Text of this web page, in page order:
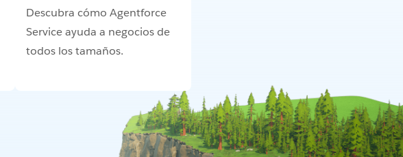
Descubra cómo Agentforce
Service ayuda a negocios de
todos los tamaños.